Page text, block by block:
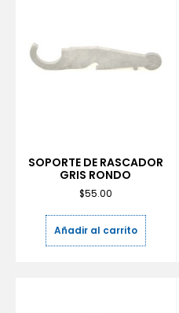
SOPORTE DE RASCADOR
GRIS RONDO
$55.00
Añadir al carrito